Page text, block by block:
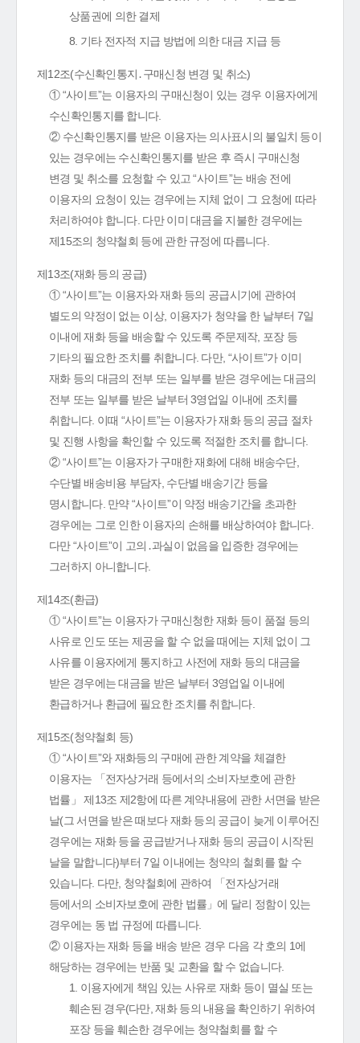
상품권에 의한 결제
8. 기타 전자적 지급 방법에 의한 대금 지급 등
제12조(수신확인통지․구매신청 변경 및 취소)
① “사이트”는 이용자의 구매신청이 있는 경우 이용자에게
수신확인통지를 합니다.
② 수신확인통지를 받은 이용자는 의사표시의 불일치 등이
있는 경우에는 수신확인통지를 받은 후 즉시 구매신청
변경 및 취소를 요청할 수 있고 “사이트”는 배송 전에
이용자의 요청이 있는 경우에는 지체 없이 그 요청에 따라
처리하여야 합니다. 다만 이미 대금을 지불한 경우에는
제15조의 청약철회 등에 관한 규정에 따릅니다.
제13조(재화 등의 공급)
① “사이트”는 이용자와 재화 등의 공급시기에 관하여
별도의 약정이 없는 이상, 이용자가 청약을 한 날부터 7일
이내에 재화 등을 배송할 수 있도록 주문제작, 포장 등
기타의 필요한 조치를 취합니다. 다만, “사이트”가 이미
재화 등의 대금의 전부 또는 일부를 받은 경우에는 대금의
전부 또는 일부를 받은 날부터 3영업일 이내에 조치를
취합니다. 이때 “사이트”는 이용자가 재화 등의 공급 절차
및 진행 사항을 확인할 수 있도록 적절한 조치를 합니다.
② “사이트”는 이용자가 구매한 재화에 대해 배송수단,
수단별 배송비용 부담자, 수단별 배송기간 등을
명시합니다. 만약 “사이트”이 약정 배송기간을 초과한
경우에는 그로 인한 이용자의 손해를 배상하여야 합니다.
다만 “사이트”이 고의․과실이 없음을 입증한 경우에는
그러하지 아니합니다.
제14조(환급)
① “사이트”는 이용자가 구매신청한 재화 등이 품절 등의
사유로 인도 또는 제공을 할 수 없을 때에는 지체 없이 그
사유를 이용자에게 통지하고 사전에 재화 등의 대금을
받은 경우에는 대금을 받은 날부터 3영업일 이내에
환급하거나 환급에 필요한 조치를 취합니다.
제15조(청약철회 등)
① “사이트”와 재화등의 구매에 관한 계약을 체결한
이용자는 「전자상거래 등에서의 소비자보호에 관한
법률」 제13조 제2항에 따른 계약내용에 관한 서면을 받은
날(그 서면을 받은 때보다 재화 등의 공급이 늦게 이루어진
경우에는 재화 등을 공급받거나 재화 등의 공급이 시작된
날을 말합니다)부터 7일 이내에는 청약의 철회를 할 수
있습니다. 다만, 청약철회에 관하여 「전자상거래
등에서의 소비자보호에 관한 법률」에 달리 정함이 있는
경우에는 동 법 규정에 따릅니다.
② 이용자는 재화 등을 배송 받은 경우 다음 각 호의 1에
해당하는 경우에는 반품 및 교환을 할 수 없습니다.
1. 이용자에게 책임 있는 사유로 재화 등이 멸실 또는
훼손된 경우(다만, 재화 등의 내용을 확인하기 위하여
포장 등을 훼손한 경우에는 청약철회를 할 수